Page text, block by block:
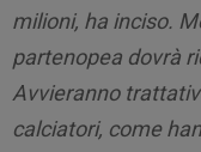
milioni, ha inciso.
partenopea dovrà
Avvieranno
calciatori, come